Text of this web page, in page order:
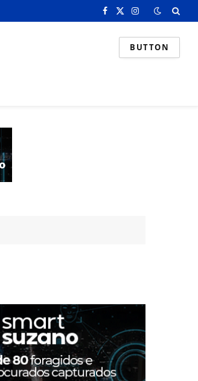
Facebook
X
Instagram
BUTTON